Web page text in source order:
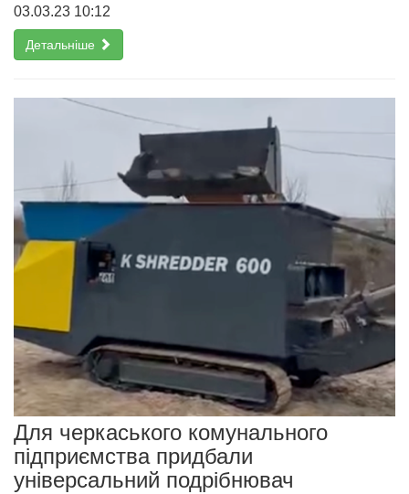
03.03.23 10:12
Детальніше
Для черкаського комунального
підприємства придбали
універсальний подрібнювач